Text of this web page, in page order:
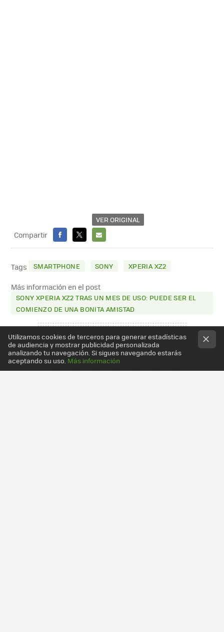
VER ORIGINAL
Compartir
FACEBOOK
X
E-
MAIL
Tags SMARTPHONE SONY XPERIA XZ2
Más información en el post
SONY XPERIA XZ2 TRAS UN MES DE USO: PUEDE SER EL
COMIENZO DE UNA BONITA AMISTAD
Utilizamos cookies de terceros para generar estadísticas
de audiencia y mostrar publicidad personalizada
analizando tu navegación. Si sigues navegando estarás
aceptando su uso. Más información